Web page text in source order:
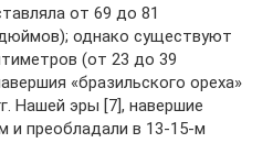
от 69 до 81
однако существуют
(от 23 до 39
«бразильского ореха»
Нашей эры [7], навершие
и преобладали в 13-15-м